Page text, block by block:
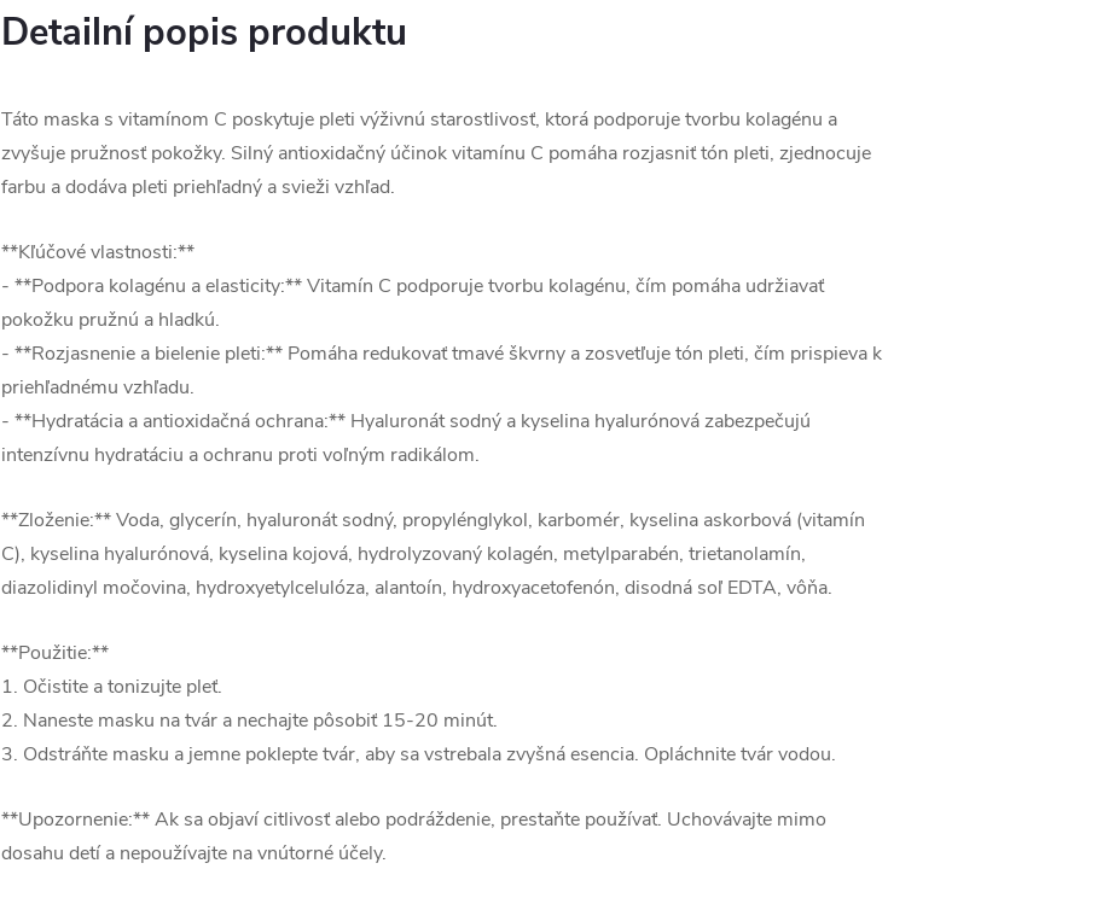
Detailní popis produktu
Táto maska s vitamínom C poskytuje pleti výživnú starostlivosť, ktorá podporuje tvorbu kolagénu a
zvyšuje pružnosť pokožky. Silný antioxidačný účinok vitamínu C pomáha rozjasniť tón pleti, zjednocuje
farbu a dodáva pleti priehľadný a svieži vzhľad.
**Kľúčové vlastnosti:**
- **Podpora kolagénu a elasticity:** Vitamín C podporuje tvorbu kolagénu, čím pomáha udržiavať
pokožku pružnú a hladkú.
- **Rozjasnenie a bielenie pleti:** Pomáha redukovať tmavé škvrny a zosvetľuje tón pleti, čím prispieva k
priehľadnému vzhľadu.
- **Hydratácia a antioxidačná ochrana:** Hyaluronát sodný a kyselina hyalurónová zabezpečujú
intenzívnu hydratáciu a ochranu proti voľným radikálom.
**Zloženie:** Voda, glycerín, hyaluronát sodný, propylénglykol, karbomér, kyselina askorbová (vitamín
C), kyselina hyalurónová, kyselina kojová, hydrolyzovaný kolagén, metylparabén, trietanolamín,
diazolidinyl močovina, hydroxyetylcelulóza, alantoín, hydroxyacetofenón, disodná soľ EDTA, vôňa.
**Použitie:**
1. Očistite a tonizujte pleť.
2. Naneste masku na tvár a nechajte pôsobiť 15-20 minút.
3. Odstráňte masku a jemne poklepte tvár, aby sa vstrebala zvyšná esencia. Opláchnite tvár vodou.
**Upozornenie:** Ak sa objaví citlivosť alebo podráždenie, prestaňte používať. Uchovávajte mimo
dosahu detí a nepoužívajte na vnútorné účely.